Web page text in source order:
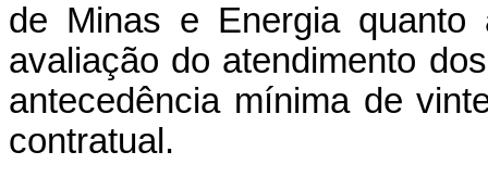
de Minas e Energia quanto
avaliação do atendimento
antecedência mínima de
contratual.